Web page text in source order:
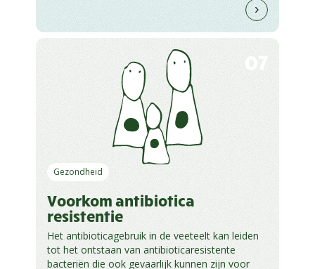
Gezondheid
07
Voorkom antibiotica
resistentie
Het antibioticagebruik in de veeteelt kan leiden
tot het ontstaan van antibioticaresistente
bacteriën die ook gevaarlijk kunnen zijn voor